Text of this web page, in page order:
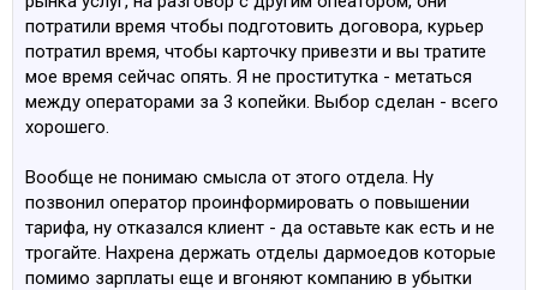
потратили время чтобы подготовить договора, курьер
потратил время, чтобы карточку привезти и вы тратите
мое время сейчас опять. Я не проститутка - метаться
между операторами за 3 копейки. Выбор сделан - всего
хорошего.
Вообще не понимаю смысла от этого отдела. Ну
позвонил оператор проинформировать о повышении
тарифа, ну отказался клиент - да оставьте как есть и не
трогайте. Нахрена держать отделы дармоедов которые
помимо зарплаты еще и вгоняют компанию в убытки